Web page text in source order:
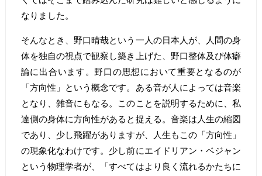
なりました。
そんなとき、野口晴哉という一人の日本人が、人間の身
体を独自の視点で観察し築き上げた、野口整体及び体癖
論に出合います。野口の思想において重要となるのが
「方向性」という概念です。ある音が人によっては音楽
となり、雑音にもなる。このことを説明するために、私
達側の身体に方向性があると捉える。音楽は人生の縮図
であり、少し飛躍がありますが、人生もこの「方向性」
の現象化なわけです。少し前にエイドリアン・ベジャン
という物理学者が、「すべてはより良く流れるかたちに